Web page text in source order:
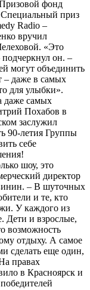
фонд
Специальный приз
Radio –
вручил
«Это
он. –
могут объединить
– даже в самых
для улыбки».
даже самых
Похабов в
заслужил
90-летия Группы
себе
шоу, это
директор
– В шуточных
и те, кто
У каждого из
Дети и взрослые,
возможность
отдыху. А самое
сделать еще один,
правах
в Красноярск и